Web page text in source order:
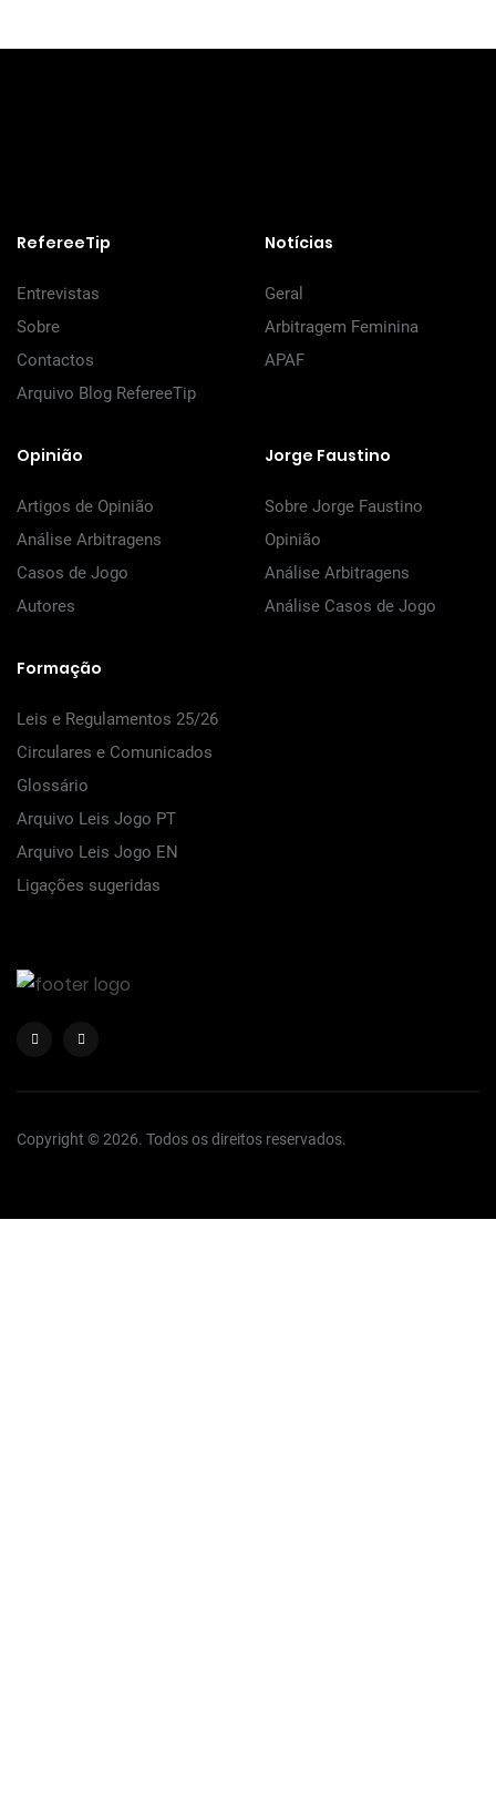
RefereeTip
Entrevistas
Sobre
Contactos
Arquivo Blog RefereeTip
Notícias
Geral
Arbitragem Feminina
APAF
Opinião
Artigos de Opinião
Análise Arbitragens
Casos de Jogo
Autores
Jorge Faustino
Sobre Jorge Faustino
Opinião
Análise Arbitragens
Análise Casos de Jogo
Formação
Leis e Regulamentos 25/26
Circulares e Comunicados
Glossário
Arquivo Leis Jogo PT
Arquivo Leis Jogo EN
Ligações sugeridas
Copyright © 2026. Todos os direitos reservados.